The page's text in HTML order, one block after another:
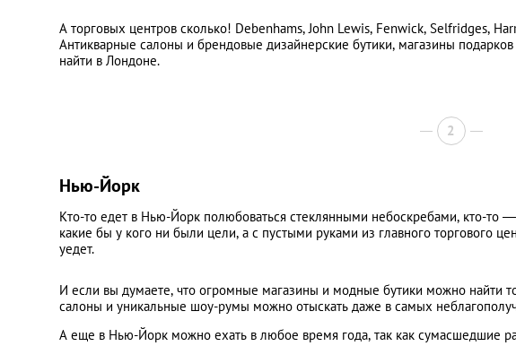
А торговых центров сколько! Debenhams, John Lewis, Fenwick, Selfridges,
Антикварные салоны и брендовые дизайнерские бутики, магазины
найти в Лондоне.
2
Нью-Йорк
Кто-то едет в Нью-Йорк полюбоваться стеклянными небоскребами, кто-то
какие бы у кого ни были цели, а с пустыми руками из главного торгового
уедет.
И если вы думаете, что огромные магазины и модные бутики можно найти
салоны и уникальные шоу-румы можно отыскать даже в самых
А еще в Нью-Йорк можно ехать в любое время года, так как сумасшедшие